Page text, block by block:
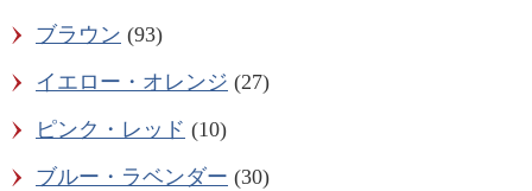
ブラウン (93)
イエロー・オレンジ (27)
ピンク・レッド (10)
ブルー・ラベンダー (30)